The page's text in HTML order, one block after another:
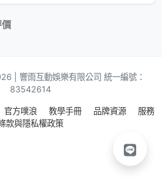
價
| 響雨互動娛樂有限公司 統一編號：
83542614
官方噗浪 教學手冊 品牌資源
服務
款與隱私權政策